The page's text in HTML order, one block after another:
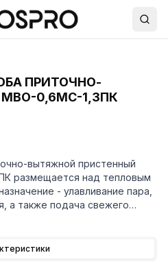
ПРИТОЧНО-
0,6МС-1,3ПК
вытяжной пристенный
размещается над тепловым
- улавливание пара,
а также подача свежего
на микроклимате